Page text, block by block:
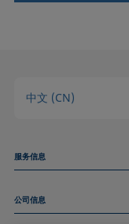
中文 (CN)
服务信息
技术服务
公司信息